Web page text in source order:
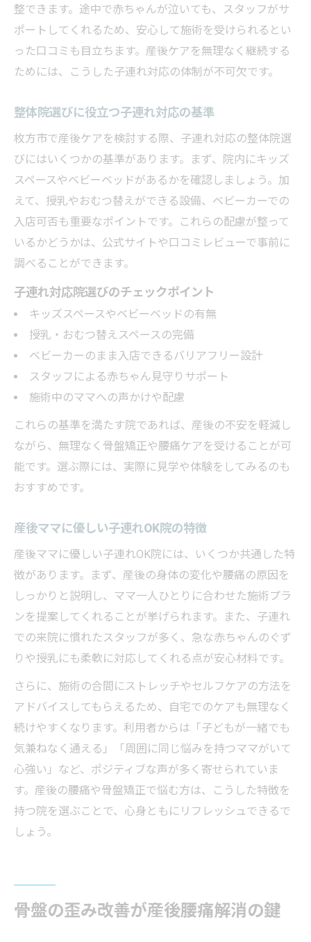
整できます。途中で赤ちゃんが泣いても、スタッフがサ
ポートしてくれるため、安心して施術を受けられるとい
った口コミも目立ちます。産後ケアを無理なく継続する
ためには、こうした子連れ対応の体制が不可欠です。
整体院選びに役立つ子連れ対応の基準
枚方市で産後ケアを検討する際、子連れ対応の整体院選
びにはいくつかの基準があります。まず、院内にキッズ
スペースやベビーベッドがあるかを確認しましょう。加
えて、授乳やおむつ替えができる設備、ベビーカーでの
入店可否も重要なポイントです。これらの配慮が整って
いるかどうかは、公式サイトや口コミレビューで事前に
調べることができます。
子連れ対応院選びのチェックポイント
キッズスペースやベビーベッドの有無
授乳・おむつ替えスペースの完備
ベビーカーのまま入店できるバリアフリー設計
スタッフによる赤ちゃん見守りサポート
施術中のママへの声かけや配慮
これらの基準を満たす院であれば、産後の不安を軽減し
ながら、無理なく骨盤矯正や腰痛ケアを受けることが可
能です。選ぶ際には、実際に見学や体験をしてみるのも
おすすめです。
産後ママに優しい子連れOK院の特徴
産後ママに優しい子連れOK院には、いくつか共通した特
徴があります。まず、産後の身体の変化や腰痛の原因を
しっかりと説明し、ママ一人ひとりに合わせた施術プラ
ンを提案してくれることが挙げられます。また、子連れ
での来院に慣れたスタッフが多く、急な赤ちゃんのぐず
りや授乳にも柔軟に対応してくれる点が安心材料です。
さらに、施術の合間にストレッチやセルフケアの方法を
アドバイスしてもらえるため、自宅でのケアも無理なく
続けやすくなります。利用者からは「子どもが一緒でも
気兼ねなく通える」「周囲に同じ悩みを持つママがいて
心強い」など、ポジティブな声が多く寄せられていま
す。産後の腰痛や骨盤矯正で悩む方は、こうした特徴を
持つ院を選ぶことで、心身ともにリフレッシュできるで
しょう。
骨盤の歪み改善が産後腰痛解消の鍵